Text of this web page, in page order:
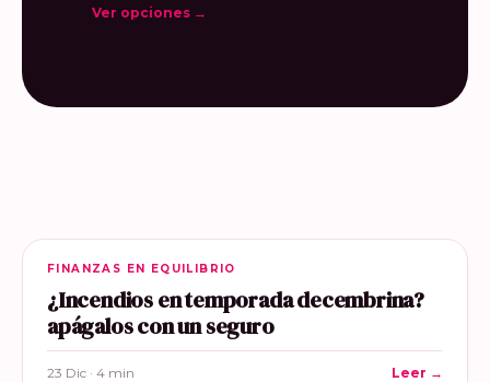
Ver opciones →
FINANZAS EN EQUILIBRIO
¿Incendios en temporada decembrina?
apágalos con un seguro
23 Dic · 4 min Leer →